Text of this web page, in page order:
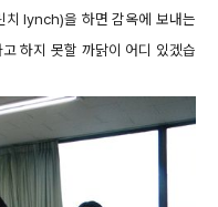
치 lynch)을 하면 감옥에 보내는
하지 못할 까닭이 어디 있겠습